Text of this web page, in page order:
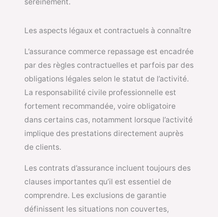
Les aspects légaux et contractuels à connaître
L’assurance commerce repassage est encadrée
par des règles contractuelles et parfois par des
obligations légales selon le statut de l’activité.
La responsabilité civile professionnelle est
fortement recommandée, voire obligatoire
dans certains cas, notamment lorsque l’activité
implique des prestations directement auprès
de clients.
Les contrats d’assurance incluent toujours des
clauses importantes qu’il est essentiel de
comprendre. Les exclusions de garantie
définissent les situations non couvertes,